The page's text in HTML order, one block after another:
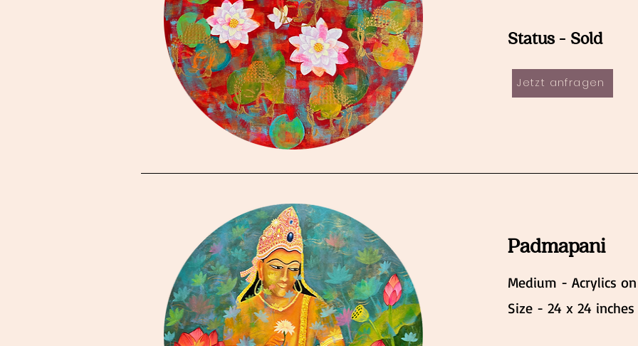
Status - Sold
Jetzt anfragen
Padmapani
Medium - Acrylics on
Size - 24 x 24 inches